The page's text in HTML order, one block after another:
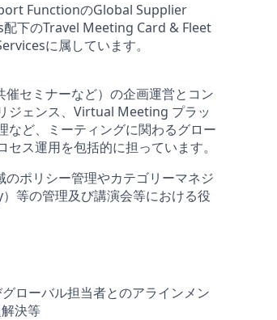
FunctionのGlobal Supplier
下のTravel Meeting Card & Fleet
に属しています。
セミナーなど）の企画運営とコン
ジェンス、Virtual Meeting プラッ
など、ミーティングに関わるグロー
ス運用を包括的に担っています。
ポリシー管理やカテゴリーマネジ
等の管理及び講演会等における役
ローバル担当者とのアラインメン
決等